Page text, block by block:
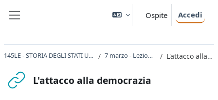
Ospite Accedi
145LE - STORIA DEGLI STATI UNITI D'AMERICA 2021 7 marzo - Lezione introduttiva L'attacco alla democrazia
L'attacco alla democrazia